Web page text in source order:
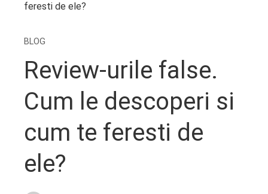
feresti de ele?
BLOG
Review-urile false.
Cum le descoperi si
cum te feresti de
ele?